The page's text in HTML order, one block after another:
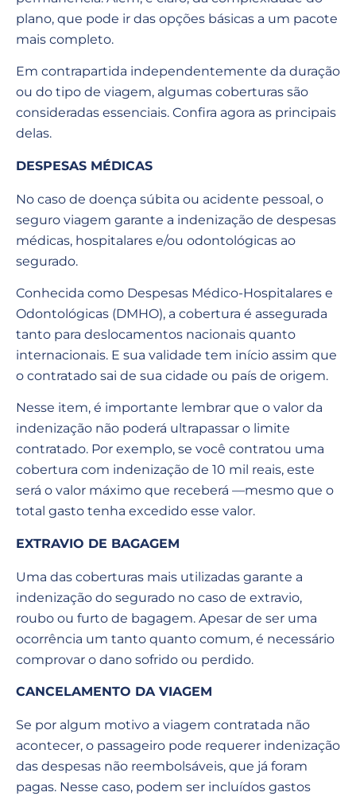
plano, que pode ir das opções básicas a um pacote
mais completo.
Em contrapartida independentemente da duração
ou do tipo de viagem, algumas coberturas são
consideradas essenciais. Confira agora as principais
delas.
DESPESAS MÉDICAS
No caso de doença súbita ou acidente pessoal, o
seguro viagem garante a indenização de despesas
médicas, hospitalares e/ou odontológicas ao
segurado.
Conhecida como Despesas Médico-Hospitalares e
Odontológicas (DMHO), a cobertura é assegurada
tanto para deslocamentos nacionais quanto
internacionais. E sua validade tem início assim que
o contratado sai de sua cidade ou país de origem.
Nesse item, é importante lembrar que o valor da
indenização não poderá ultrapassar o limite
contratado. Por exemplo, se você contratou uma
cobertura com indenização de 10 mil reais, este
será o valor máximo que receberá —mesmo que o
total gasto tenha excedido esse valor.
EXTRAVIO DE BAGAGEM
Uma das coberturas mais utilizadas garante a
indenização do segurado no caso de extravio,
roubo ou furto de bagagem. Apesar de ser uma
ocorrência um tanto quanto comum, é necessário
comprovar o dano sofrido ou perdido.
CANCELAMENTO DA VIAGEM
Se por algum motivo a viagem contratada não
acontecer, o passageiro pode requerer indenização
das despesas não reembolsáveis, que já foram
pagas. Nesse caso, podem ser incluídos gastos